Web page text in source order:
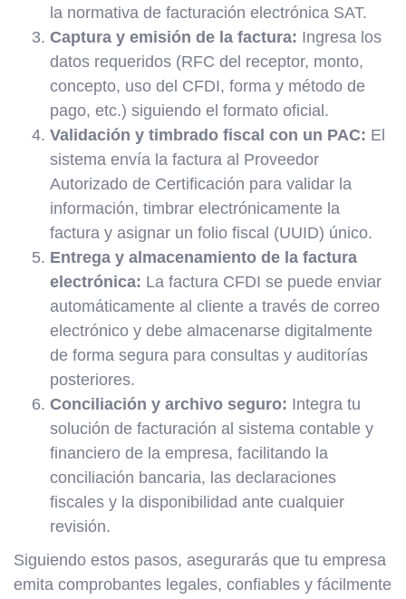
la normativa de facturación electrónica SAT.
Captura y emisión de la factura: Ingresa los
datos requeridos (RFC del receptor, monto,
concepto, uso del CFDI, forma y método de
pago, etc.) siguiendo el formato oficial.
Validación y timbrado fiscal con un PAC: El
sistema envía la factura al Proveedor
Autorizado de Certificación para validar la
información, timbrar electrónicamente la
factura y asignar un folio fiscal (UUID) único.
Entrega y almacenamiento de la factura
electrónica: La factura CFDI se puede enviar
automáticamente al cliente a través de correo
electrónico y debe almacenarse digitalmente
de forma segura para consultas y auditorías
posteriores.
Conciliación y archivo seguro: Integra tu
solución de facturación al sistema contable y
financiero de la empresa, facilitando la
conciliación bancaria, las declaraciones
fiscales y la disponibilidad ante cualquier
revisión.
Siguiendo estos pasos, asegurarás que tu empresa
emita comprobantes legales, confiables y fácilmente